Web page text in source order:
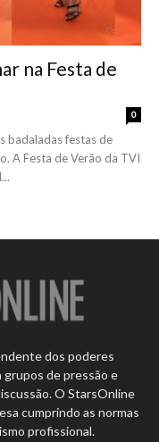
na Festa de
0
badaladas festas de
A Festa de Verão da TVI
dos poderes
de pressão e
O StarsOnline
cumprindo as normas
profissional.